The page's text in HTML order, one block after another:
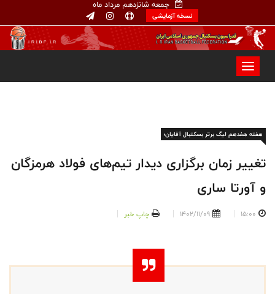
جمعه شانزدهم مرداد ماه
نسخه آزمایشی
هفته هفدهم لیگ برتر بسکتبال آقایان؛
تغییر زمان برگزاری دیدار تیم‌های فولاد هرمزگان
و آورتا ساری
15:00
1402/11/09 چاپ خبر